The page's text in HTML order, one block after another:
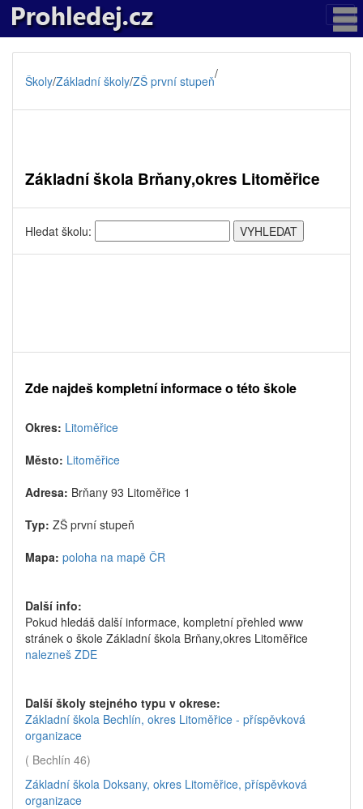
Školy/Základní školy/ZŠ první stupeň/
Základní škola Brňany,okres Litoměřice
Hledat školu:
Zde najdeš kompletní informace o této škole
Okres: Litoměřice
Město: Litoměřice
Adresa: Brňany 93 Litoměřice 1
Typ: ZŠ první stupeň
Mapa: poloha na mapě ČR
Další info:
Pokud hledáš další informace, kompletní přehled www
stránek o škole Základní škola Brňany,okres Litoměřice
nalezneš ZDE
Další školy stejného typu v okrese:
Základní škola Bechlín, okres Litoměřice - příspěvková
organizace
( Bechlín 46)
Základní škola Doksany, okres Litoměřice, příspěvková
organizace